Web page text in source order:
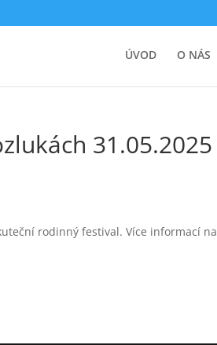
ÚVOD O NÁS
31.05.2025
rodinný festival. Více informací na